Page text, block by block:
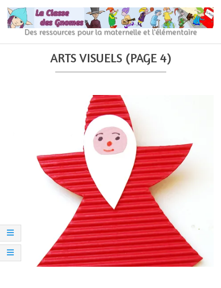
content
La
Classe
Des ressources pour la maternelle et l'élémentaire
ARTS VISUELS (PAGE 4)